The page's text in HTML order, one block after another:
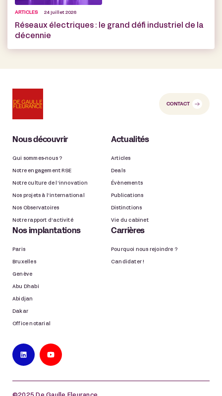
ARTICLES 24 juillet 2026
Réseaux électriques : le grand défi industriel de la
décennie
CONTACT
Nous découvrir
Qui sommes-nous ?
Notre engagement RSE
Notre culture de l’innovation
Nos projets à l’international
Nos Observatoires
Notre rapport d’activité
Actualités
Articles
Deals
Évènements
Publications
Distinctions
Vie du cabinet
Nos implantations
Paris
Bruxelles
Genève
Abu Dhabi
Abidjan
Dakar
Office notarial
Carrières
Pourquoi nous rejoindre ?
Candidater !